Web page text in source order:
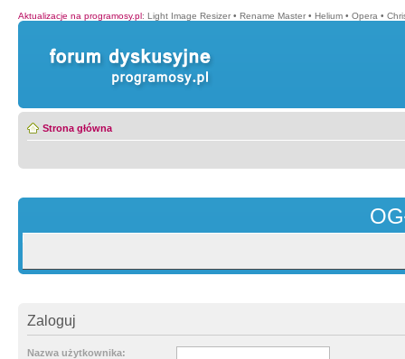
Aktualizacje na programosy.pl: Light Image Resizer • Rename Master • Helium • Opera •
Strona główna
Zaloguj
Nazwa użytkownika: